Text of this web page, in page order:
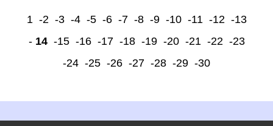
1 -2 -3 -4 -5 -6 -7 -8 -9 -10 -11 -12 -13
- 14 -15 -16 -17 -18 -19 -20 -21 -22 -23
-24 -25 -26 -27 -28 -29 -30